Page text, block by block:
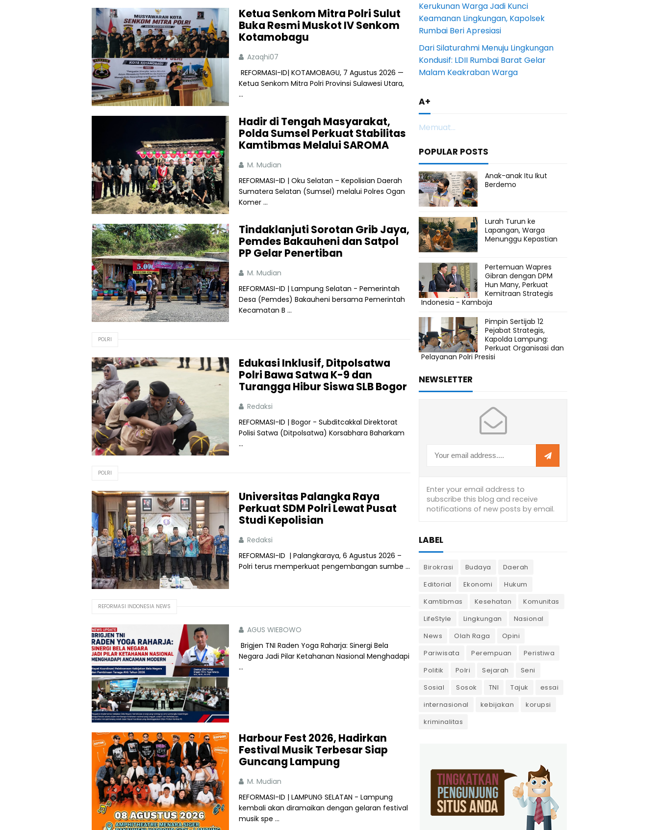
Ketua Senkom Mitra Polri Sulut
Buka Resmi Muskot IV Senkom
Kotamobagu
Azaqhi07
REFORMASI-ID| KOTAMOBAGU, 7 Agustus 2026 —
Ketua Senkom Mitra Polri Provinsi Sulawesi Utara,
...
Hadir di Tengah Masyarakat,
Polda Sumsel Perkuat Stabilitas
Kamtibmas Melalui SAROMA
M. Mudian
REFORMASI-ID | Oku Selatan – Kepolisian Daerah
Sumatera Selatan (Sumsel) melalui Polres Ogan
Komer ...
Tindaklanjuti Sorotan Grib Jaya,
Pemdes Bakauheni dan Satpol
PP Gelar Penertiban
M. Mudian
REFORMASI-ID | Lampung Selatan - Pemerintah
Desa (Pemdes) Bakauheni bersama Pemerintah
Kecamatan B ...
POLRI
Edukasi Inklusif, Ditpolsatwa
Polri Bawa Satwa K-9 dan
Turangga Hibur Siswa SLB Bogor
Redaksi
REFORMASI-ID | Bogor - Subditcakkal Direktorat
Polisi Satwa (Ditpolsatwa) Korsabhara Baharkam
...
POLRI
Universitas Palangka Raya
Perkuat SDM Polri Lewat Pusat
Studi Kepolisian
Redaksi
REFORMASI-ID | Palangkaraya, 6 Agustus 2026 –
Polri terus memperkuat pengembangan sumbe ...
REFORMASI INDONESIA NEWS
AGUS WIEBOWO
Brigjen TNI Raden Yoga Raharja: Sinergi Bela
Negara Jadi Pilar Ketahanan Nasional Menghadapi
...
Harbour Fest 2026, Hadirkan
Festival Musik Terbesar Siap
Guncang Lampung
M. Mudian
REFORMASI-ID | LAMPUNG SELATAN - Lampung
kembali akan diramaikan dengan gelaran festival
musik spe ...
Kerukunan Warga Jadi Kunci
Keamanan Lingkungan, Kapolsek
Rumbai Beri Apresiasi
Dari Silaturahmi Menuju Lingkungan
Kondusif: LDII Rumbai Barat Gelar
Malam Keakraban Warga
A+
Memuat...
POPULAR POSTS
Anak-anak Itu Ikut
Berdemo
Lurah Turun ke
Lapangan, Warga
Menunggu Kepastian
Pertemuan Wapres
Gibran dengan DPM
Hun Many, Perkuat
Kemitraan Strategis
Indonesia - Kamboja
Pimpin Sertijab 12
Pejabat Strategis,
Kapolda Lampung:
Perkuat Organisasi dan
Pelayanan Polri Presisi
NEWSLETTER
LABEL
Birokrasi Budaya
Daerah
Editorial
Ekonomi
Hukum
Kamtibmas
Kesehatan
Komunitas
LifeStyle
Lingkungan
Nasional
News
Olah Raga
Opini
Pariwisata
Perempuan
Peristiwa
Politik
Polri Sejarah
Seni
Sosial
Sosok TNI Tajuk
essai
internasional
kebijakan
korupsi
kriminalitas